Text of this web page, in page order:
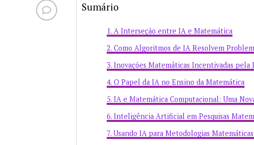
Sumário
A Interseção entre IA e Matemática
Como Algoritmos de IA Resolvem
Inovações Matemáticas Incentivadas pela
O Papel da IA no Ensino da Matemática
IA e Matemática Computacional: Uma
Inteligência Artificial em Pesquisas
Usando IA para Metodologias